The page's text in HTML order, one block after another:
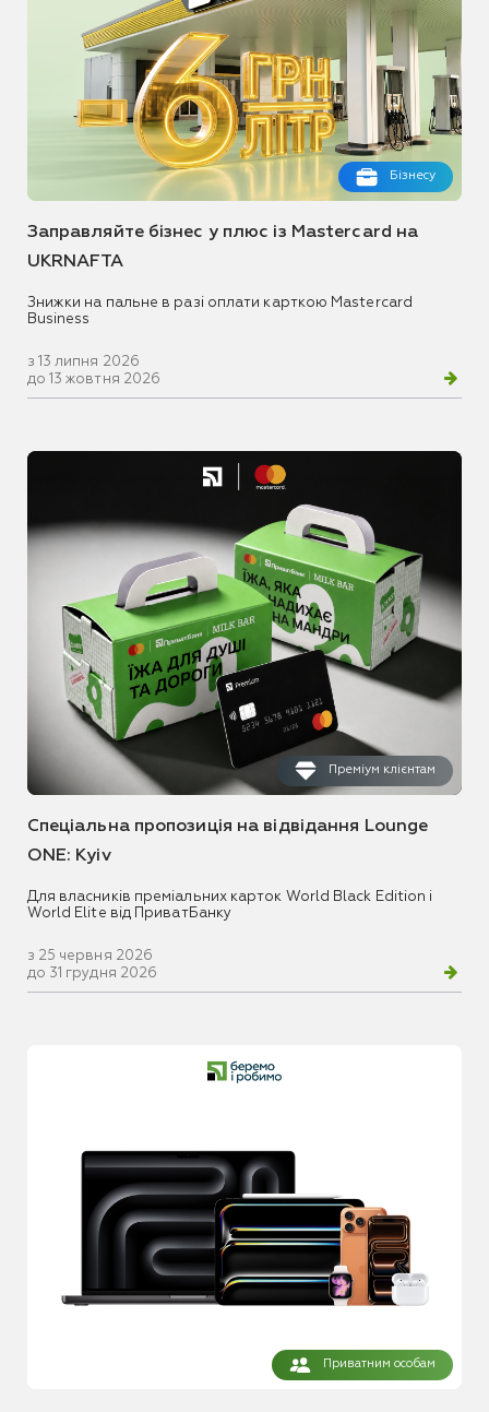
Бізнесу
Заправляйте бізнес у плюс із Mastercard на
UKRNAFTA
Знижки на пальне в разі оплати карткою Mastercard
Business
з 13 липня 2026
до 13 жовтня 2026
Преміум клієнтам
Спеціальна пропозиція на відвідання Lounge
ONE: Kyiv
Для власників преміальних карток World Black Edition і
World Elite від ПриватБанку
з 25 червня 2026
до 31 грудня 2026
Приватним особам